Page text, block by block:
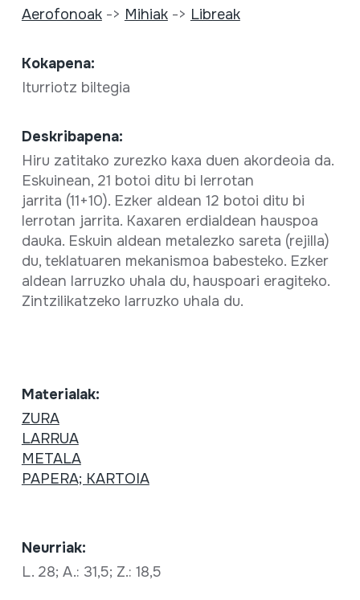
Aerofonoak-> Mihiak-> Libreak
Kokapena:
Iturriotz biltegia
Deskribapena:
Hiru zatitako zurezko kaxa duen akordeoia da.
Eskuinean, 21 botoi ditu bi lerrotan
jarrita (11+10). Ezker aldean 12 botoi ditu bi
lerrotan jarrita. Kaxaren erdialdean hauspoa
dauka. Eskuin aldean metalezko sareta (rejilla)
du, teklatuaren mekanismoa babesteko. Ezker
aldean larruzko uhala du, hauspoari eragiteko.
Zintzilikatzeko larruzko uhala du.
Materialak:
ZURA
LARRUA
METALA
PAPERA; KARTOIA
Neurriak:
L. 28; A.: 31,5; Z.: 18,5